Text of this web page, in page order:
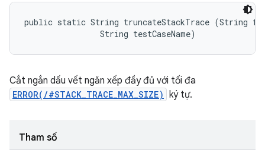
public static String truncateStackTrace (String
                String testCaseName)
Cắt ngắn dấu vết ngăn xếp đầy đủ với tối đa
ERROR(/#STACK_TRACE_MAX_SIZE) ký tự.
Tham số